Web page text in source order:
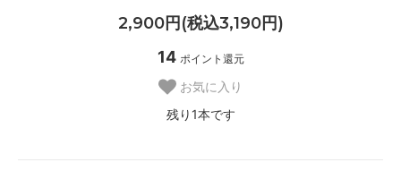
2,900円(税込3,190円)
14 ポイント還元
お気に入り
残り1本です